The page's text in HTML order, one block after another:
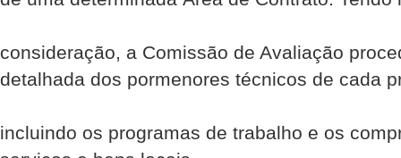
consideração, a Comissão de Avaliação
detalhada dos pormenores técnicos de cada
incluindo os programas de trabalho e os